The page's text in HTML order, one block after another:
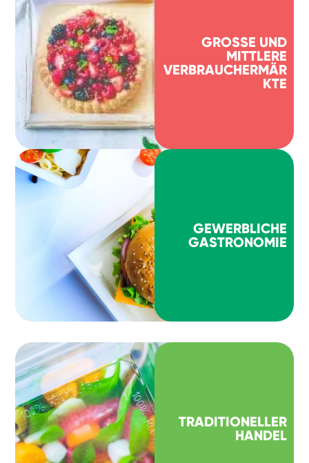
GROSSE UND M
ITTLERE V
ERBRAUCHERMÄRK
TE
GEWERBLICHE
GASTRONOMIE
TRADITIONELLER
HANDEL